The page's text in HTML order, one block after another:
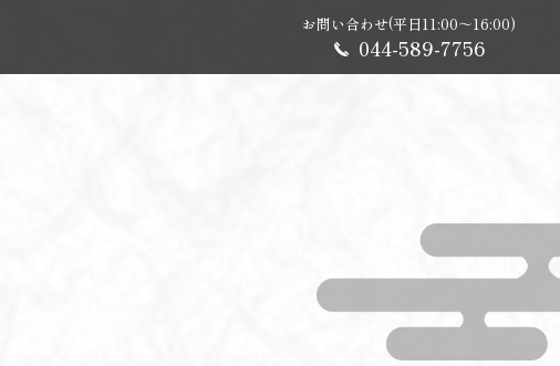
お問い合わせ(平日11:00～16:00)
044-589-7756